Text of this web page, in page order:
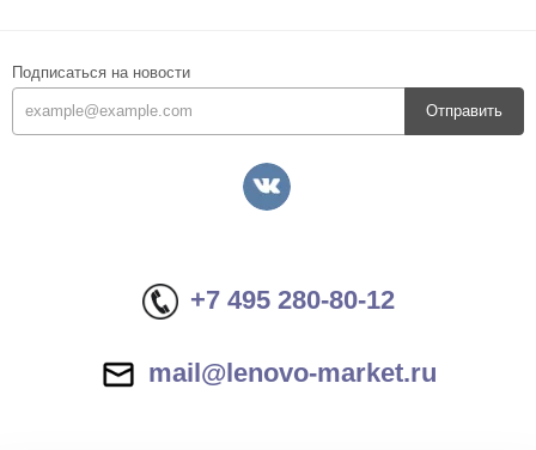
Подписаться на новости
Отправить
+7 495 280-80-12
mail@lenovo-market.ru